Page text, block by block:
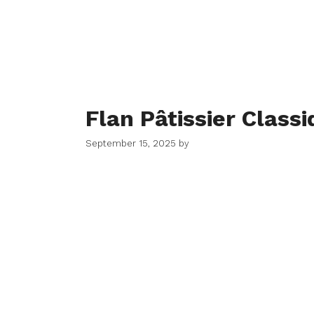
Flan Pâtissier
September 15, 2025 by